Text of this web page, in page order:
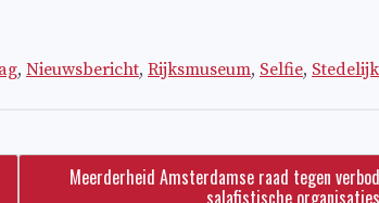
, Nieuwsbericht, Rijksmuseum, Selfie, Stedelijk
Meerderheid Amsterdamse raad tegen verbod
salafistische organisaties